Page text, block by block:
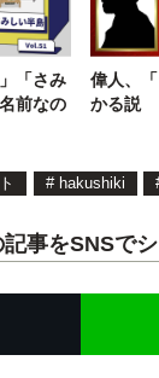
「さみ
前なの
偉人、
かる説
# hakushiki
記事をSNSで